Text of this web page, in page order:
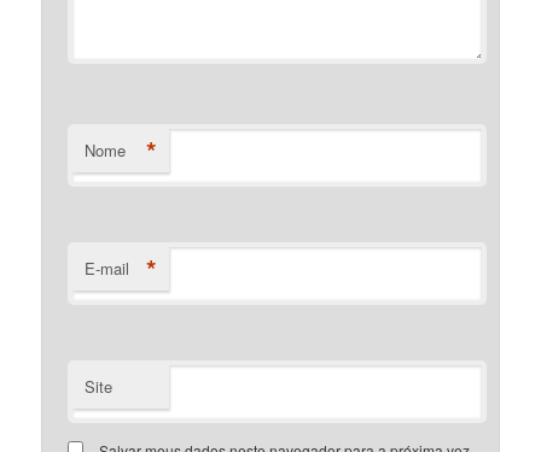
Nome *
E-mail *
Site